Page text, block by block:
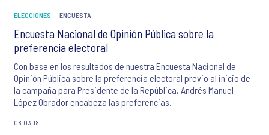
ELECCIONES ENCUESTA
Encuesta Nacional de Opinión Pública sobre la
preferencia electoral
Con base en los resultados de nuestra Encuesta Nacional de
Opinión Pública sobre la preferencia electoral previo al inicio de
la campaña para Presidente de la República, Andrés Manuel
López Obrador encabeza las preferencias.
08.03.18